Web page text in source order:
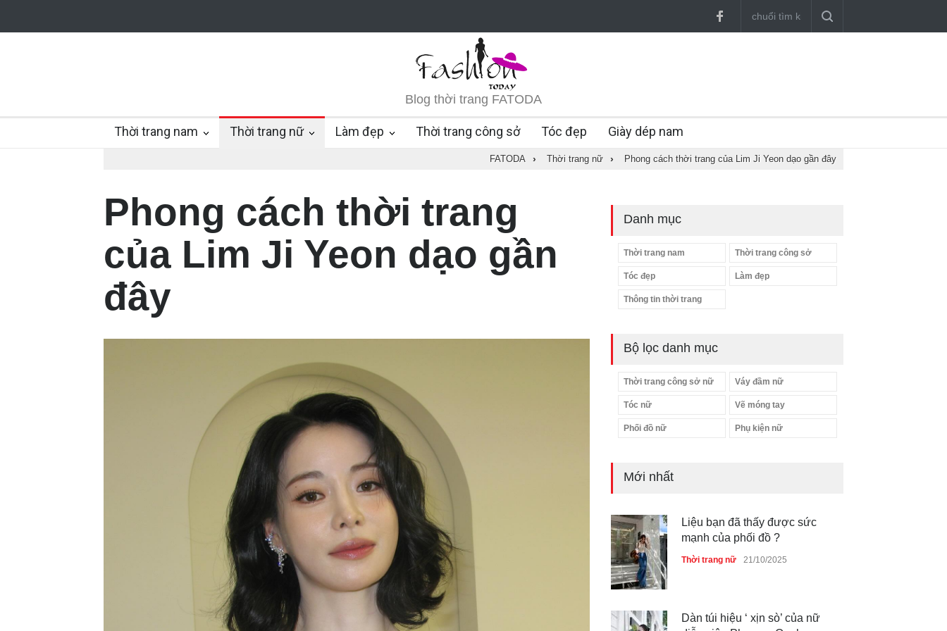
Blog thời trang FATODA
Thời trang nam Thời trang nữ Làm đẹp Thời trang công sở Tóc đẹp Giày dép nam
FATODA › Thời trang nữ › Phong cách thời trang của Lim Ji Yeon dạo gần đây
Phong cách thời trang
của Lim Ji Yeon dạo gần
đây
Danh mục
Thời trang nam Thời trang công sở
Tóc đẹp Làm đẹp
Thông tin thời trang
Bộ lọc danh mục
Thời trang công sở nữ Váy đầm nữ
Tóc nữ Vẽ móng tay
Phối đồ nữ Phụ kiện nữ
Mới nhất
Liệu bạn đã thấy được sức
mạnh của phối đồ ?
Thời trang nữ 21/10/2025
Dàn túi hiệu ‘ xịn sò’ của nữ